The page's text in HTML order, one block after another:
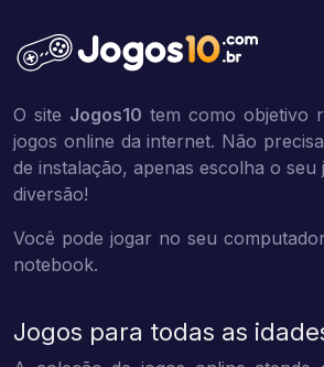
O site Jogos10 tem como objetivo
jogos online da internet. Não
de instalação, apenas escolha o
diversão!
Você pode jogar no seu
notebook.
Jogos para todas as